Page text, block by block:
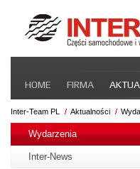
nawigacje
HOME FIRMA
STREFA DLA
Inter-Team PL Aktualności
Pomiń
nawigacje
Wydarzenia
Inter-News